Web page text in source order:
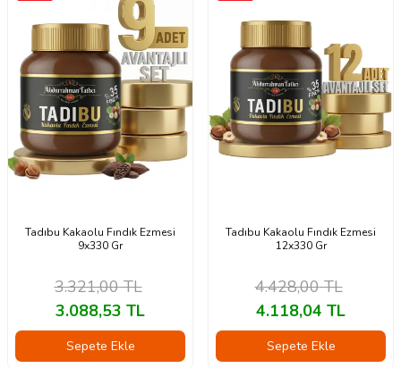
Tadıbu Kakaolu Fındık Ezmesi
9x330 Gr
3.321,00TL
3.088,53 TL
Sepete Ekle
Tadıbu Kakaolu Fındık Ezmesi
12x330 Gr
4.428,00TL
4.118,04 TL
Sepete Ekle